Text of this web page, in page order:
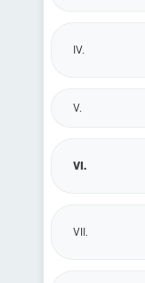
IV.
V.
VI.
VII.